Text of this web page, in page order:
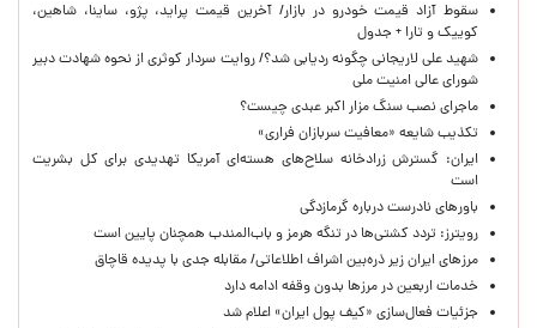
سقوط آزاد قیمت خودرو در بازار/ آخرین قیمت پراید، پژو، ساینا، شاهین،
کوییک و تارا + جدول
شهید علی لاریجانی چگونه ردیابی شد؟/ روایت سردار کوثری از نحوه شهادت دبیر
شورای عالی امنیت ملی
ماجرای نصب سنگ مزار اکبر عبدی چیست؟
تکذیب شایعه «معافیت سربازان فراری»
ایران: گسترش زرادخانه سلاح‌های هسته‌ای آمریکا تهدیدی برای کل بشریت
است
باورهای نادرست درباره گرمازدگی
رویترز: تردد کشتی‌ها در تنگه هرمز و باب‌المندب همچنان پایین است
مرزهای ایران زیر ذره‌بین اشراف اطلاعاتی/ مقابله جدی با پدیده قاچاق
خدمات اربعین در مرزها بدون وقفه ادامه دارد
جزئیات فعال‌سازی «کیف پول ایران» اعلام شد